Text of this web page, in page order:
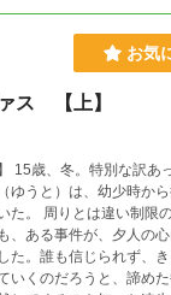
お気
ス 【上】
15歳、冬。特別な訳あ
ゆうと）は、幼少時か
た。 周りとは違い制限
、ある事件が、夕人の
た。誰も信じられず、
のだろうと、諦めた毎日。 一方、